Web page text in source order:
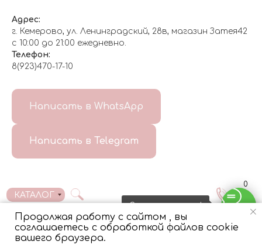
Свяжитесь с нами!
Продолжая работу с сайтом , вы
соглашаетесь с обработкой файлов cookie
вашего браузера.
Адрес:
г. Кемерово, ул. Ленинградский, 28в, магазин Затея42
с 10:00 до 21:00 ежедневно.
Телефон:
8(923)470-17-10
Написать в WhatsApp
Написать в Telegram
ДОСТАВКА/
0
КАТАЛОГ
Made on Tilda